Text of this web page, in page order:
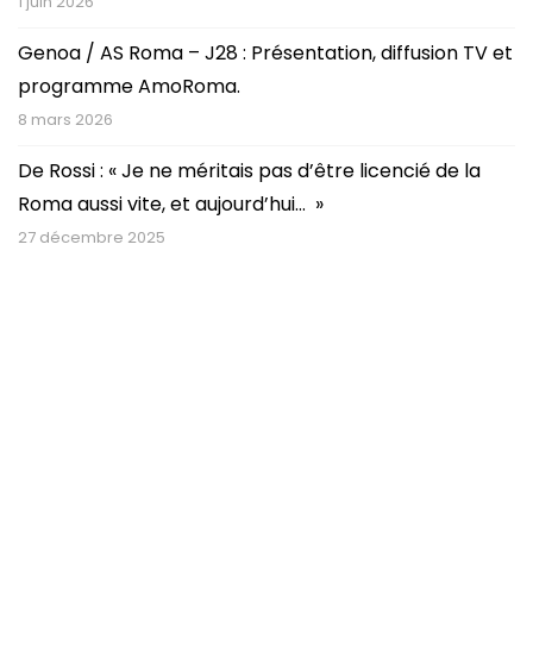
Genoa / AS Roma – J28 : Présentation, diffusion TV et
programme AmoRoma.
8 mars 2026
De Rossi : « Je ne méritais pas d’être licencié de la
Roma aussi vite, et aujourd’hui… »
27 décembre 2025